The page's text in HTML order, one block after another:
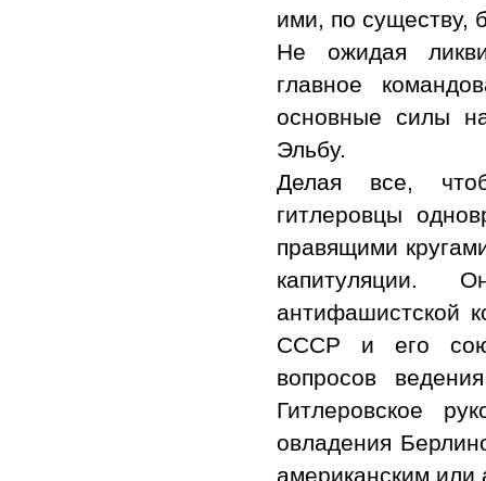
ими, по существу,
Не ожидая
главное
основные силы
Эльбу.
Делая все,
гитлеровцы
правящими
капитуляции.
антифашистской
СССР и его
вопросов
Гитлеровское
овладения
американским или